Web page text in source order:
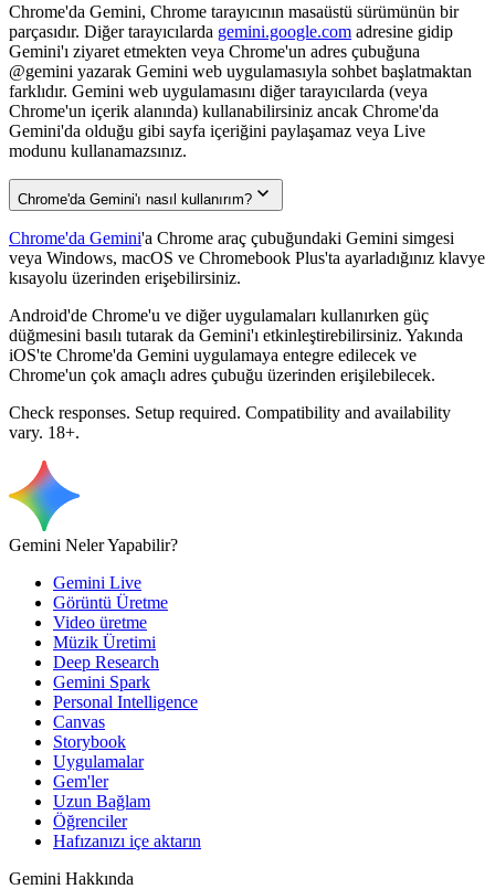
Chrome'da Gemini, Chrome tarayıcının masaüstü sürümünün bir
parçasıdır. Diğer tarayıcılarda gemini.google.com adresine gidip
Gemini'ı ziyaret etmekten veya Chrome'un adres çubuğuna
@gemini yazarak Gemini web uygulamasıyla sohbet başlatmaktan
farklıdır. Gemini web uygulamasını diğer tarayıcılarda (veya
Chrome'un içerik alanında) kullanabilirsiniz ancak Chrome'da
Gemini'da olduğu gibi sayfa içeriğini paylaşamaz veya Live
modunu kullanamazsınız.
Chrome'da Gemini'ı nasıl kullanırım?
Chrome'da Gemini'a Chrome araç çubuğundaki Gemini simgesi
veya Windows, macOS ve Chromebook Plus'ta ayarladığınız klavye
kısayolu üzerinden erişebilirsiniz.
Android'de Chrome'u ve diğer uygulamaları kullanırken güç
düğmesini basılı tutarak da Gemini'ı etkinleştirebilirsiniz. Yakında
iOS'te Chrome'da Gemini uygulamaya entegre edilecek ve
Chrome'un çok amaçlı adres çubuğu üzerinden erişilebilecek.
Check responses. Setup required. Compatibility and availability
vary. 18+.
Gemini Neler Yapabilir?
Gemini Live
Görüntü Üretme
Video üretme
Müzik Üretimi
Deep Research
Gemini Spark
Personal Intelligence
Canvas
Storybook
Uygulamalar
Gem'ler
Uzun Bağlam
Öğrenciler
Hafızanızı içe aktarın
Gemini Hakkında